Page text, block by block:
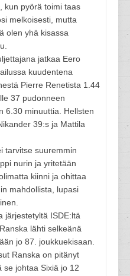
kun pyörä toimi taas
melkoisesti, mutta
olen yhä kisassa
jatkaa Eero
kuudentena
Pierre Renetista 1.44
37 pudonneen
6.30 minuuttia. Hellsten
39:s ja Mattila
tarvitse suuremmin
nurin ja yritetään
kiinni ja ohittaa
mahdollista, lupasi
järjestetyltä ISDE:ltä
lähti selkeänä
jo 87. joukkuekisaan.
Ranska on pitänyt
se johtaa Sixiä jo 12